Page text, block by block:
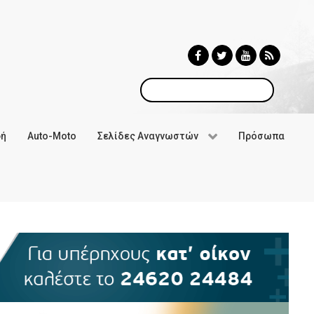
Αναζήτηση
Auto-Moto Σελίδες Αναγνωστών Πρόσωπα